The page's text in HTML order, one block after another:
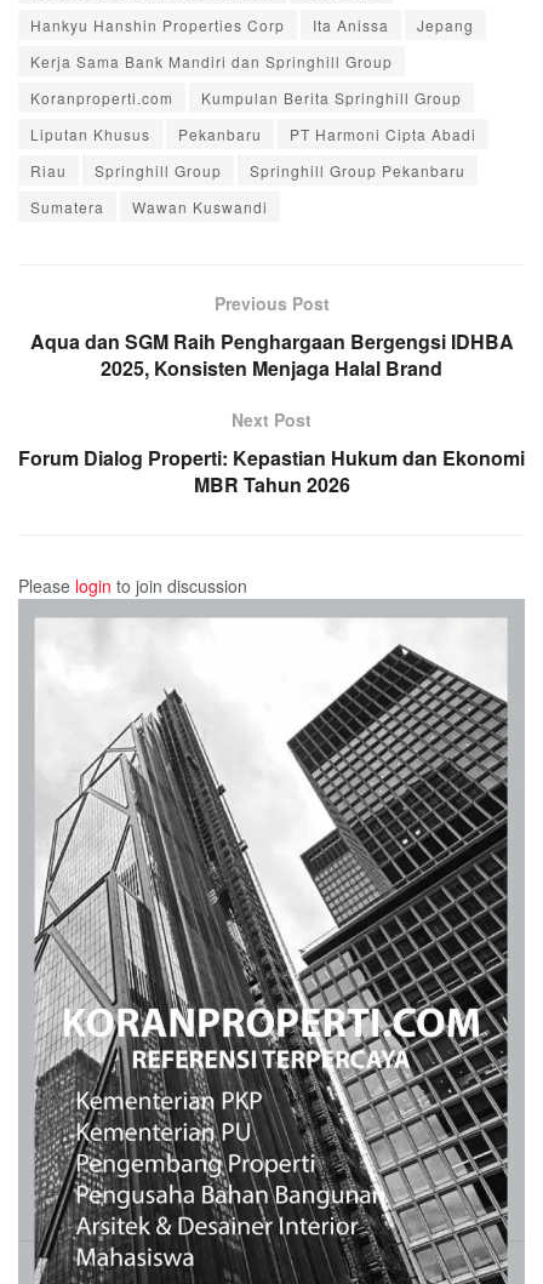
Hankyu Hanshin Properties Corp
Ita Anissa
Jepang
Kerja Sama Bank Mandiri dan Springhill Group
Koranproperti.com
Kumpulan Berita Springhill Group
Liputan Khusus
Pekanbaru
PT Harmoni Cipta Abadi
Riau
Springhill Group
Springhill Group Pekanbaru
Sumatera
Wawan Kuswandi
Previous Post
Aqua dan SGM Raih Penghargaan Bergengsi IDHBA
2025, Konsisten Menjaga Halal Brand
Next Post
Forum Dialog Properti: Kepastian Hukum dan Ekonomi
MBR Tahun 2026
Please login to join discussion